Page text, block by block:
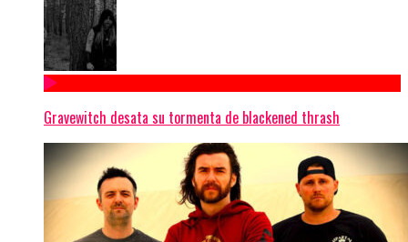
Gravewitch desata su tormenta de blackened thrash